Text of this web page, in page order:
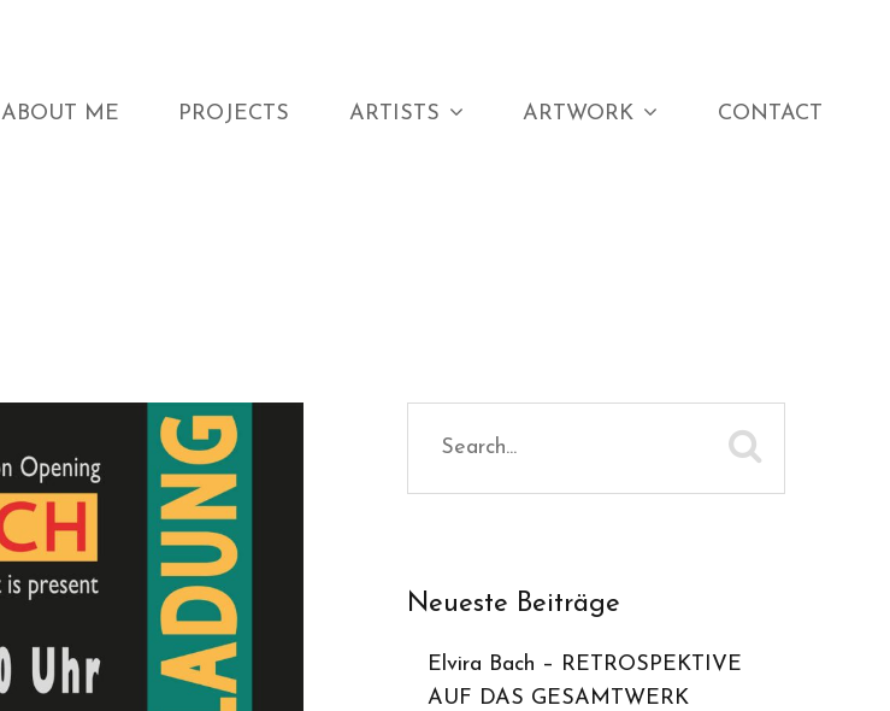
ABOUT ME PROJECTS ARTISTS ARTWORK CONTACT
Neueste Beiträge
Elvira Bach – RETROSPEKTIVE
AUF DAS GESAMTWERK